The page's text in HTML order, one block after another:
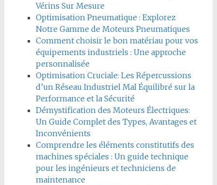
Vérins Sur Mesure
Optimisation Pneumatique : Explorez
Notre Gamme de Moteurs Pneumatiques
Comment choisir le bon matériau pour vos
équipements industriels : Une approche
personnalisée
Optimisation Cruciale: Les Répercussions
d’un Réseau Industriel Mal Équilibré sur la
Performance et la Sécurité
Démystification des Moteurs Électriques:
Un Guide Complet des Types, Avantages et
Inconvénients
Comprendre les éléments constitutifs des
machines spéciales : Un guide technique
pour les ingénieurs et techniciens de
maintenance